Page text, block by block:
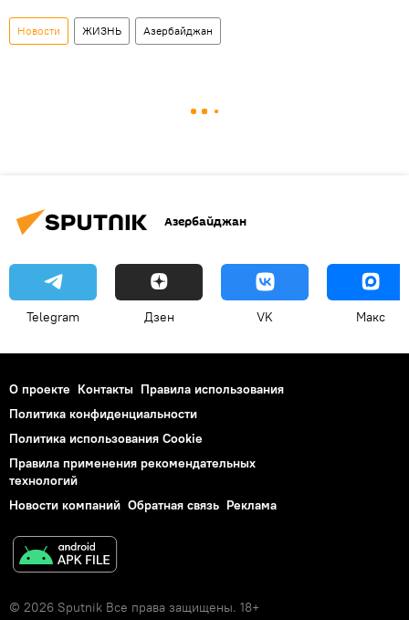
Новости ЖИЗНЬ Азербайджан
Азербайджан
Telegram Дзен VK Макс
О проекте Контакты Правила использования
Политика конфиденциальности
Политика использования Cookie
Правила применения рекомендательных
технологий
Новости компаний Обратная связь Реклама
© 2026 Sputnik Все права защищены. 18+